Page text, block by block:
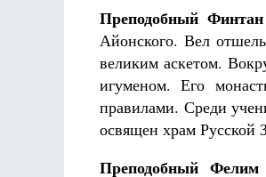
Преподобный
Айонского. Вел
великим аскетом.
игуменом. Его
правилами. Среди
освящен храм Русской
Преподобный Фелим